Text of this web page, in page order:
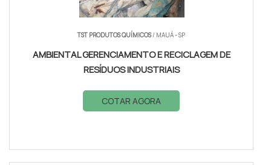
TST PRODUTOS QUÍMICOS/ MAUÁ - SP
AMBIENTAL GERENCIAMENTO E RECICLAGEM DE
RESÍDUOS INDUSTRIAIS
COTAR AGORA